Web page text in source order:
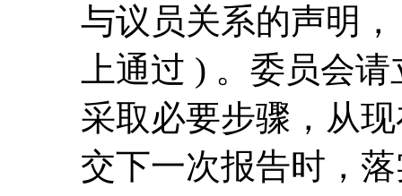
与议员关系的声明
上通过 ) 。委员会
采取必要步骤， 从
交下一次报告时，